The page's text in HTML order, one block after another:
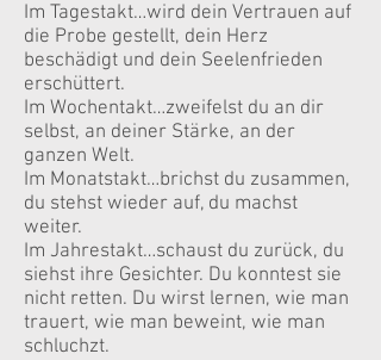
Im Tagestakt…wird dein Vertrauen auf
die Probe gestellt, dein Herz
beschädigt und dein Seelenfrieden
erschüttert.
Im Wochentakt…zweifelst du an dir
selbst, an deiner Stärke, an der
ganzen Welt.
Im Monatstakt…brichst du zusammen,
du stehst wieder auf, du machst
weiter.
Im Jahrestakt…schaust du zurück, du
siehst ihre Gesichter. Du konntest sie
nicht retten. Du wirst lernen, wie man
trauert, wie man beweint, wie man
schluchzt.